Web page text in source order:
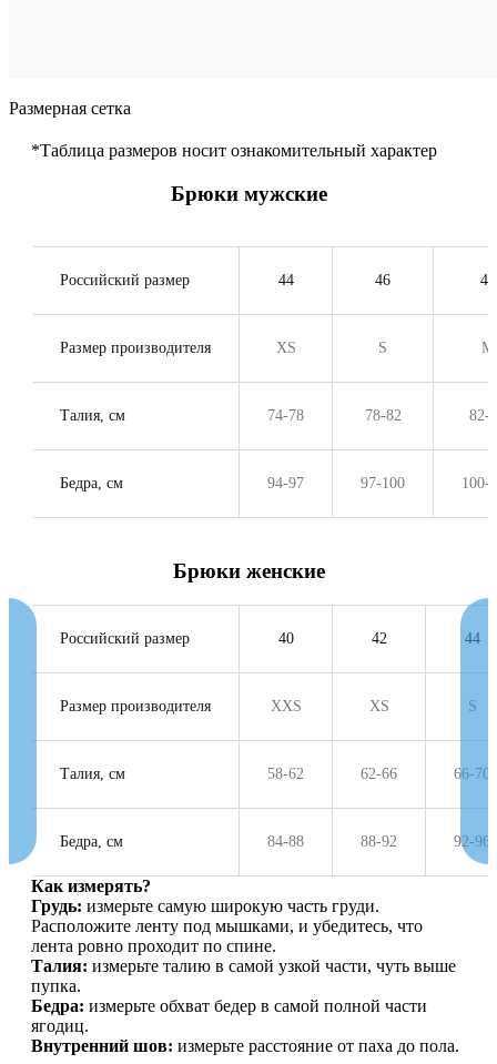
Размерная сетка
*Таблица размеров носит ознакомительный характер
Брюки мужские
Российский размер 44 46 48
Размер производителя XS S M
Талия, см 74-78 78-82 82-
Бедра, см 94-97 97-100 100-
Брюки женские
Российский размер 40 42 44
Размер производителя XXS XS S
Талия, см 58-62 62-66 66-70
Бедра, см 84-88 88-92 92-96
Как измерять?
Грудь: измерьте самую широкую часть груди.
Расположите ленту под мышками, и убедитесь, что
лента ровно проходит по спине.
Талия: измерьте талию в самой узкой части, чуть выше
пупка.
Бедра: измерьте обхват бедер в самой полной части
ягодиц.
Внутренний шов: измерьте расстояние от паха до пола.